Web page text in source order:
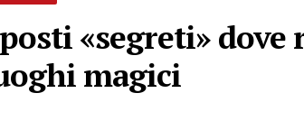
«segreti» dove
magici